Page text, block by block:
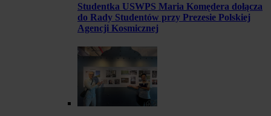
Studentka USWPS Maria Komędera dołącza
do Rady Studentów przy Prezesie Polskiej
Agencji Kosmicznej